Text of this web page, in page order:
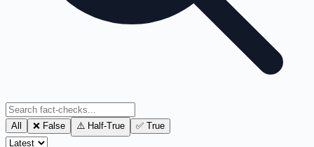
All ❌ False ⚠️ Half-True ✅ True